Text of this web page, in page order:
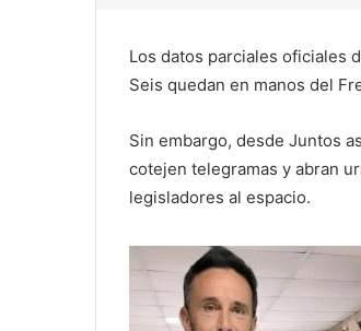
Los datos parciales oficiales
Seis quedan en manos del
Sin embargo, desde Juntos
cotejen telegramas y abran
legisladores al espacio.